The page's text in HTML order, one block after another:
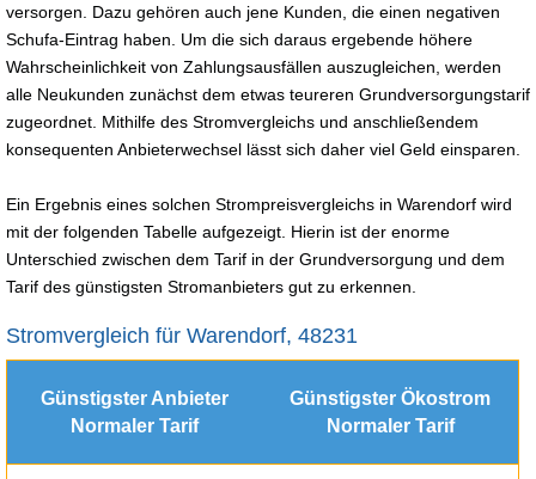
versorgen. Dazu gehören auch jene Kunden, die einen negativen
Schufa-Eintrag haben. Um die sich daraus ergebende höhere
Wahrscheinlichkeit von Zahlungsausfällen auszugleichen, werden
alle Neukunden zunächst dem etwas teureren Grundversorgungstarif
zugeordnet. Mithilfe des Stromvergleichs und anschließendem
konsequenten Anbieterwechsel lässt sich daher viel Geld einsparen.
Ein Ergebnis eines solchen Strompreisvergleichs in Warendorf wird
mit der folgenden Tabelle aufgezeigt. Hierin ist der enorme
Unterschied zwischen dem Tarif in der Grundversorgung und dem
Tarif des günstigsten Stromanbieters gut zu erkennen.
Stromvergleich für Warendorf, 48231
Günstigster Anbieter
Normaler Tarif
Günstigster Ökostrom
Normaler Tarif